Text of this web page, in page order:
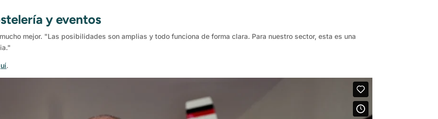
y eventos
mejor. "Las posibilidades son amplias y todo funciona de forma clara. Para nuestro sector, esta es una
.